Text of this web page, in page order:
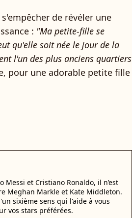
de révéler une
: "Ma petite-fille se
qu'elle soit née le jour de la
l'un des plus anciens quartiers
pour une adorable petite fille
et Cristiano Ronaldo, il n’est
Meghan Markle et Kate Middleton.
sixième sens qui l'aide à vous
vos stars préférées.